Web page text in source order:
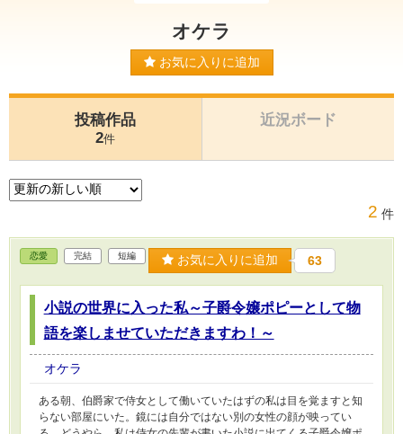
オケラ
お気に入りに追加
投稿作品
2件
近況ボード
2 件
恋愛 完結 短編 お気に入りに追加 63
小説の世界に入った私～子爵令嬢ポピーとして物
語を楽しませていただきますわ！～
オケラ
ある朝、伯爵家で侍女として働いていたはずの私は目を覚ますと知
らない部屋にいた。鏡には自分ではない別の女性の顔が映ってい